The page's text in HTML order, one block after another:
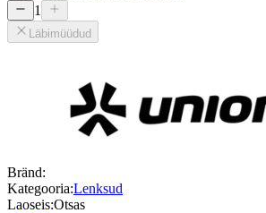
1
Läbimüüdud
Bränd:
Kategooria:Lenksud
Laoseis:Otsas